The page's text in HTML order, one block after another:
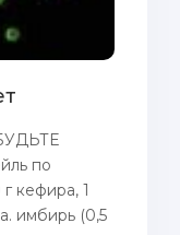
по
кефира, 1
имбирь (0,5